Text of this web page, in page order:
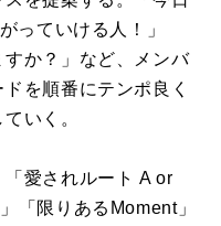
っていける人！」
すか？」など、メンバ
を順番にテンポ良く
いく。
愛されルート A or
「限りあるMoment」